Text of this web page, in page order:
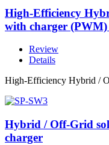
High-Efficiency
with charger (PWM)
Review
Details
High-Efficiency Hybrid /
Hybrid / Off-Grid
charger